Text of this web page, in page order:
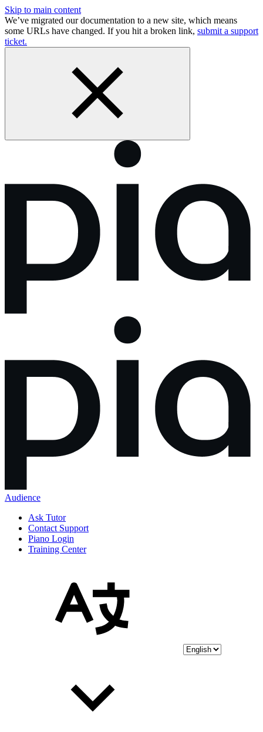
Skip to main content
We’ve migrated our documentation to a new site, which means
some URLs have changed. If you hit a broken link, submit a support
ticket.
Audience
Ask Tutor
Contact Support
Piano Login
Training Center